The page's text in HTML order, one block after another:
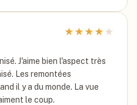
★ ★ ★ ★ ★
J'aime bien l'aspect très
Les remontées
il y a du monde. La vue
le coup.